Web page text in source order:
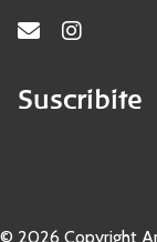
Suscribite
© 2026 Copyright